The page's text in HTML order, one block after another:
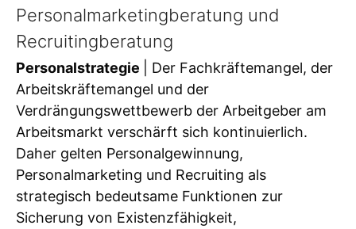
Personalmarketingberatung und
Recruitingberatung
Personalstrategie
| Der Fachkräftemangel, der
Arbeitskräftemangel und der
Verdrängungswettbewerb der Arbeitgeber am
Arbeitsmarkt verschärft sich kontinuierlich.
Daher gelten Personalgewinnung,
Personalmarketing und Recruiting als
strategisch bedeutsame Funktionen zur
Sicherung von Existenzfähigkeit,